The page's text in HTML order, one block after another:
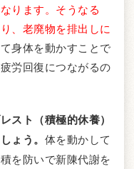
ります。そうなる
、老廃物を排出しに
身体を動かすことで
労回復につながるの
スト（積極的休養）
ょう。 体を動かして
を防いで新陳代謝を